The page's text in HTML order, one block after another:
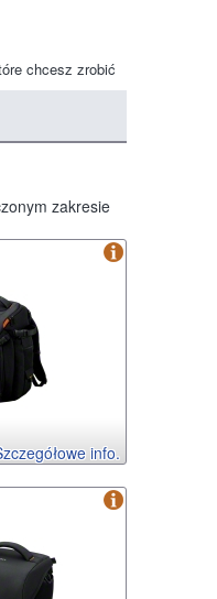
chcesz zrobić
zakresie
info.